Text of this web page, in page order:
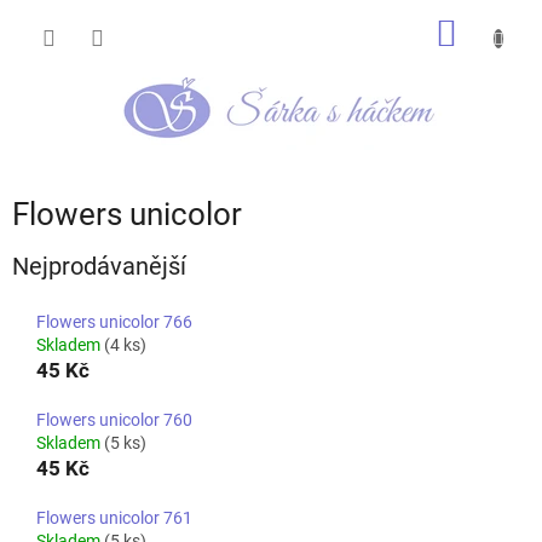
Flowers unicolor
Nejprodávanější
Flowers unicolor 766
Skladem (4 ks)
45 Kč
Flowers unicolor 760
Skladem (5 ks)
45 Kč
Flowers unicolor 761